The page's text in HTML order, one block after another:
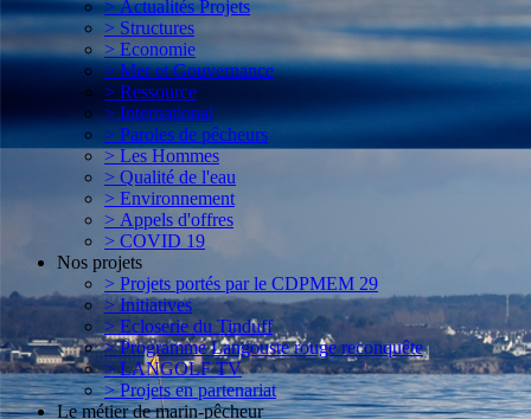
> Actualités Projets
> Structures
> Economie
> Mer et Gouvernance
> Ressource
> International
> Paroles de pêcheurs
> Les Hommes
> Qualité de l'eau
> Environnement
> Appels d'offres
> COVID 19
Nos projets
> Projets portés par le CDPMEM 29
> Initiatives
> Ecloserie du Tinduff
> Programme Langouste rouge reconquête
> LANGOLF TV
> Projets en partenariat
Le métier de marin-pêcheur